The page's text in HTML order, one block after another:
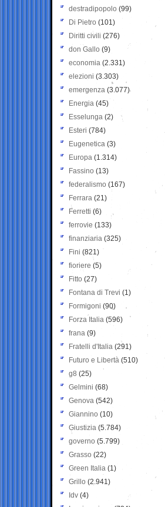
destradipopolo (99)
Di Pietro (101)
Diritti civili (276)
don Gallo (9)
economia (2.331)
elezioni (3.303)
emergenza (3.077)
Energia (45)
Esselunga (2)
Esteri (784)
Eugenetica (3)
Europa (1.314)
Fassino (13)
federalismo (167)
Ferrara (21)
Ferretti (6)
ferrovie (133)
finanziaria (325)
Fini (821)
fioriere (5)
Fitto (27)
Fontana di Trevi (1)
Formigoni (90)
Forza Italia (596)
frana (9)
Fratelli d'Italia (291)
Futuro e Libertà (510)
g8 (25)
Gelmini (68)
Genova (542)
Giannino (10)
Giustizia (5.784)
governo (5.799)
Grasso (22)
Green Italia (1)
Grillo (2.941)
Idv (4)